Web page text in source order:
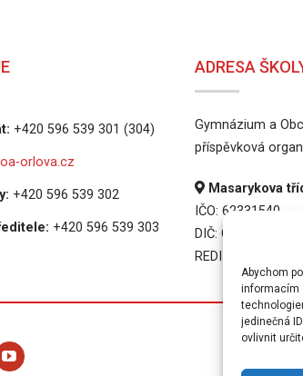
Abychom
informacím
jedinečná
ovlivnit
+420 596 539 301 (304)
orlova.cz
+420 596 539 302
+420 596 539 303
ADRESA
Gymnázium a
příspěvková
Masarykova
IČO: 62331540
DIČ: CZ62331540
REDIZO: